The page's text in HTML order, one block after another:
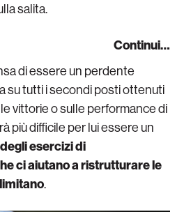
salita.
Continui…
di essere un perdente
su tutti i secondi posti ottenuti
vittorie o sulle performance di
più difficile per lui essere un
esercizi di
ci aiutano a ristrutturare le
.